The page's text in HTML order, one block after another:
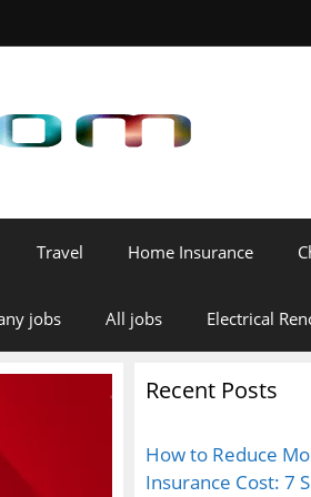
Travel Home Insurance
jobs All jobs Electrical
Recent Posts
How to Reduce
Insurance Cost: 7